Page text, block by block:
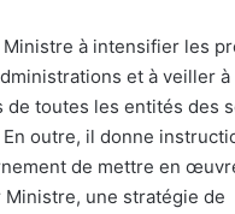
à intensifier les
et à veiller à
de toutes les entités des
outre, il donne
de mettre en
une stratégie de